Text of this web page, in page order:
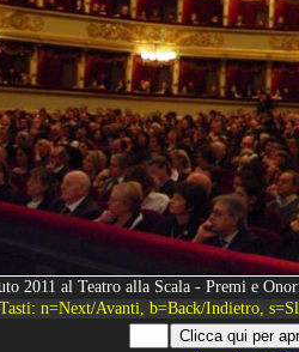
2011 al Teatro alla Scala - Premi e
n=Next/Avanti, b=Back/Indietro,